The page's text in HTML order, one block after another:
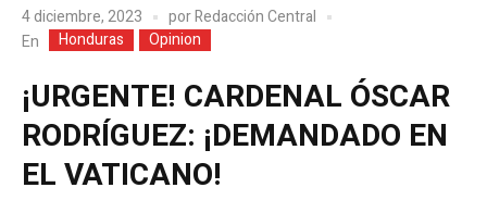
4 diciembre, 2023 porRedacción Central
En
Honduras Opinion
¡URGENTE! CARDENAL ÓSCAR
RODRÍGUEZ: ¡DEMANDADO EN
EL VATICANO!